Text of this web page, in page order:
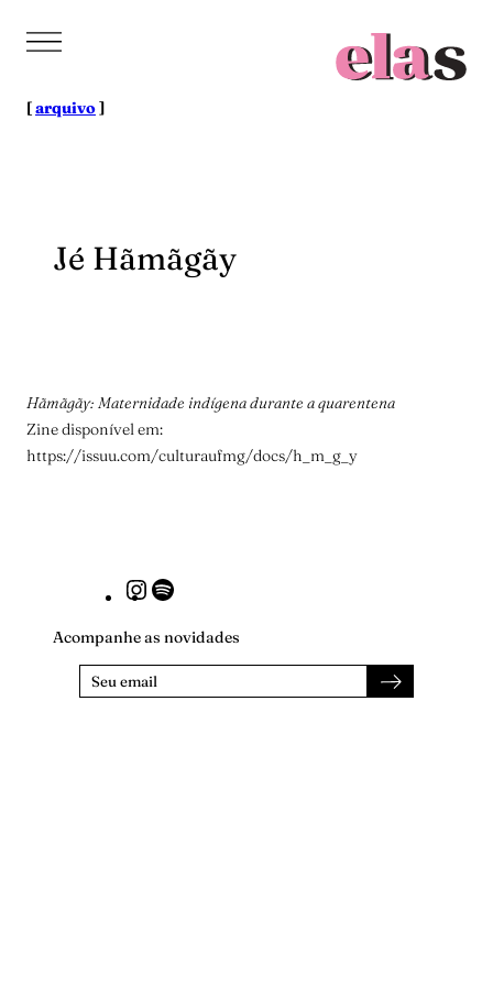
para
[arquivo]
Jé Hãmãgãy
Hãmãgãy: Maternidade indígena durante a quarentena
Zine disponível em:
https://issuu.com/culturaufmg/docs/h_m_g_y
Instagram
Acompanhe as novidades